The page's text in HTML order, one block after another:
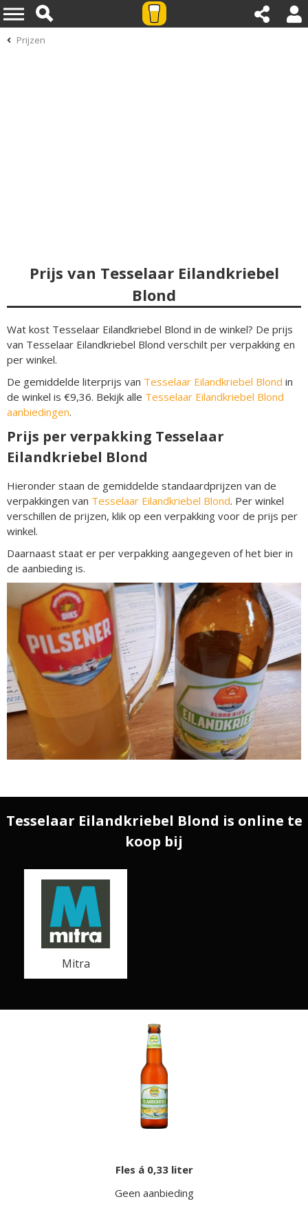
Prijzen
Prijs van Tesselaar Eilandkriebel
Blond
Wat kost Tesselaar Eilandkriebel Blond in de winkel? De prijs
van Tesselaar Eilandkriebel Blond verschilt per verpakking en
per winkel.
De gemiddelde literprijs van Tesselaar Eilandkriebel Blond in
de winkel is €9,36. Bekijk alle Tesselaar Eilandkriebel Blond
aanbiedingen.
Prijs per verpakking Tesselaar
Eilandkriebel Blond
Hieronder staan de gemiddelde standaardprijzen van de
verpakkingen van Tesselaar Eilandkriebel Blond. Per winkel
verschillen de prijzen, klik op een verpakking voor de prijs per
winkel.
Daarnaast staat er per verpakking aangegeven of het bier in
de aanbieding is.
Tesselaar Eilandkriebel Blond is online te
koop bij
Mitra
Fles á 0,33 liter
Geen aanbieding